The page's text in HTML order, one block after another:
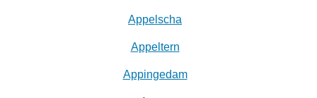
Appelscha
Appeltern
Appingedam